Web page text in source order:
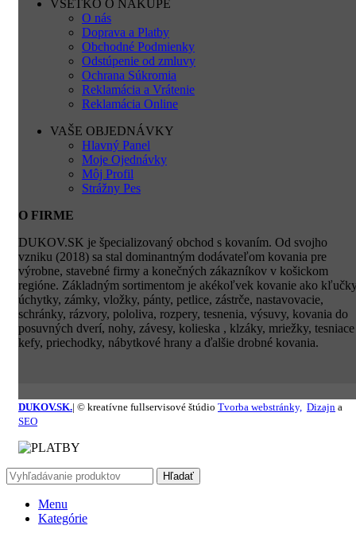
VŠETKO O NÁKUPE
O nás
Doprava a Platby
Obchodné Podmienky
Odstúpenie od zmluvy
Ochrana Súkromia
Reklamácia a Vrátenie
Reklamácia Online
VAŠE OBJEDNÁVKY
Hlavný Panel
Moje Ojednávky
Môj Profil
Strážny Pes
O FIRME
DUKOV.SK je špecializovaný obchod s kovaním. Od svojho
vzniku (2018) sa stal dominantným dodávateľom kovania pre
výrobne, stavebné firmy a konečných zákazníkov v košickom
regióne. Základným sortimentom je akékoľvek kovanie ako
úchytky, zámky, vložky, pánty, petlice, zástrče, nastavovacie,
schránky, rázvory, pololiva, rozpery, tesnenia, výsuvy, kovania do
posuvných dverí, nohy, závesy, kolieska , klzáky, mriežky, tesniace
kefy, priechodky, nábytkové hrany a ďalšie drobné kovania.
DUKOV.SK.| © kreatívne fullservisové štúdio Tvorba webstránky, Dizajn a
SEO
Hľadať
Menu
Kategórie